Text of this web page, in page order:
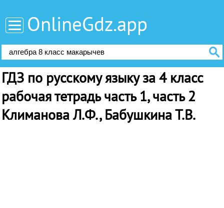
OnlineGdz.app
ГДЗ по русскому языку за 4 класс
рабочая тетрадь часть 1, часть 2
Климанова Л.Ф., Бабушкина Т.В.